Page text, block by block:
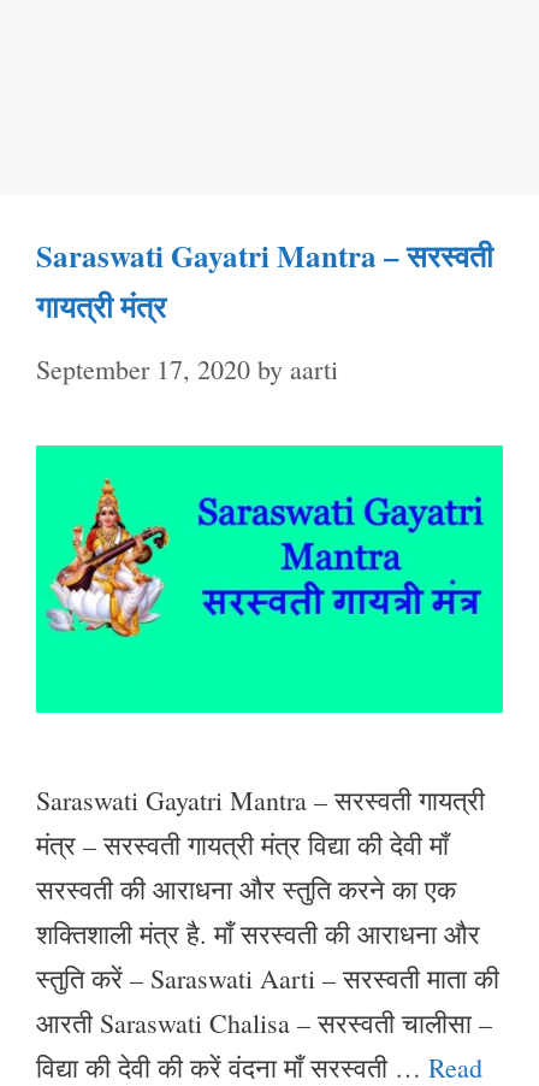
Saraswati Gayatri Mantra – सरस्वती
गायत्री मंत्र
September 17, 2020 by aarti
Saraswati Gayatri Mantra – सरस्वती गायत्री
मंत्र – सरस्वती गायत्री मंत्र विद्या की देवी माँ
सरस्वती की आराधना और स्तुति करने का एक
शक्तिशाली मंत्र है. माँ सरस्वती की आराधना और
स्तुति करें – Saraswati Aarti – सरस्वती माता की
आरती Saraswati Chalisa – सरस्वती चालीसा –
विद्या की देवी की करें वंदना माँ सरस्वती … Read